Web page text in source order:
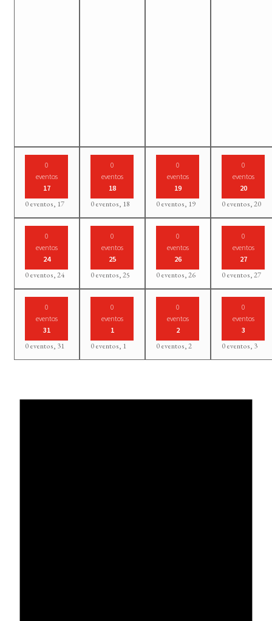
0
eventos
17
0 eventos, 17
0
eventos
18
0 eventos, 18
0
eventos
19
0 eventos, 19
0
eventos
20
0 eventos,20
0
eventos
24
0 eventos,24
0
eventos
25
0 eventos,25
0
eventos
26
0 eventos,26
0
eventos
27
0 eventos,27
0
eventos
31
0 eventos, 31
0
eventos
1
0 eventos, 1
0
eventos
2
0 eventos,2
0
eventos
3
0 eventos, 3